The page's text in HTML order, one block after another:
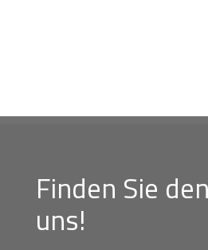
Finden Sie
uns!